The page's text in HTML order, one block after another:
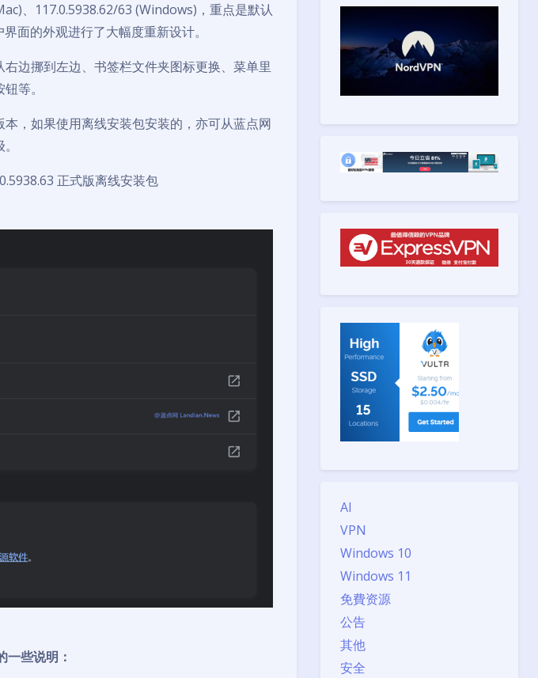
AI
VPN
Windows 10
Windows 11
免費资源
公告
其他
安全
、117.0.5938.62/63 (Windows)，重点是默认
面的外观进行了大幅度重新设计。
边挪到左边、书签栏文件夹图标更换、菜单里
等。
，如果使用离线安装包安装的，亦可从蓝点网
正式版离线安装包
些说明：